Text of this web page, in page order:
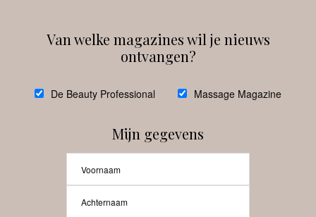
debeautyprofessional
Van welke magazines wil je nieuws
ontvangen?
De Beauty Professional Massage Magazine
Mijn gegevens